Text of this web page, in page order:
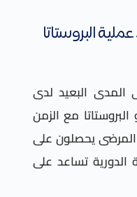
البروستاتا
البعيد لدى
مع الزمن
يحصلون على
تساعد على